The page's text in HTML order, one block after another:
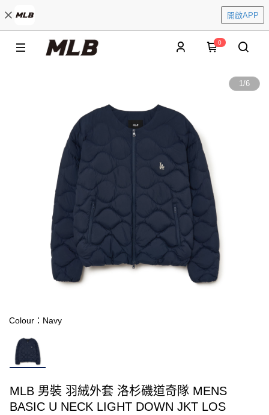
開啟APP
0
1/6
Colour：Navy
MLB 男裝 羽絨外套 洛杉磯道奇隊 MENS
BASIC U NECK LIGHT DOWN JKT LOS